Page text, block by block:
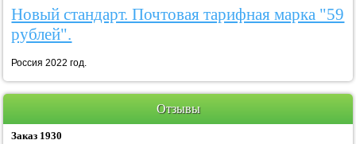
Новый стандарт. Почтовая тарифная марка "59
рублей".
Россия 2022 год.
Отзывы
Заказ 1930